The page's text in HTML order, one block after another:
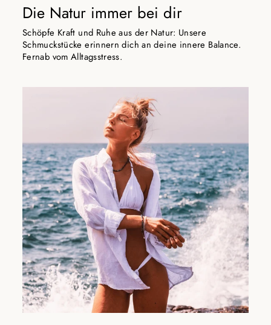
Die Natur immer bei dir
Schöpfe Kraft und Ruhe aus der Natur: Unsere
Schmuckstücke erinnern dich an deine innere Balance.
Fernab vom Alltagsstress.